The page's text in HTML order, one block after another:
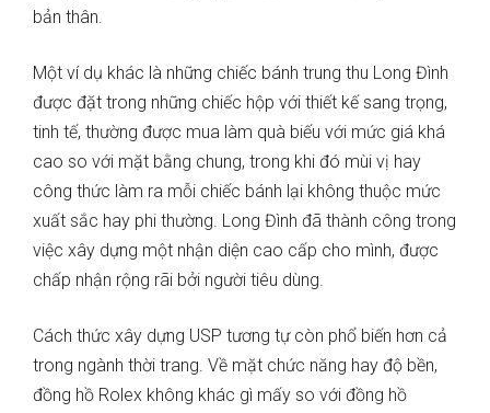
bản thân.
Một ví dụ khác là những chiếc bánh trung thu Long Đình
được đặt trong những chiếc hộp với thiết kế sang trọng,
tinh tế, thường được mua làm quà biếu với mức giá khá
cao so với mặt bằng chung, trong khi đó mùi vị hay
công thức làm ra mỗi chiếc bánh lại không thuộc mức
xuất sắc hay phi thường. Long Đình đã thành công trong
việc xây dựng một nhận diện cao cấp cho mình, được
chấp nhận rộng rãi bởi người tiêu dùng.
Cách thức xây dựng USP tương tự còn phổ biến hơn cả
trong ngành thời trang. Về mặt chức năng hay độ bền,
đồng hồ Rolex không khác gì mấy so với đồng hồ